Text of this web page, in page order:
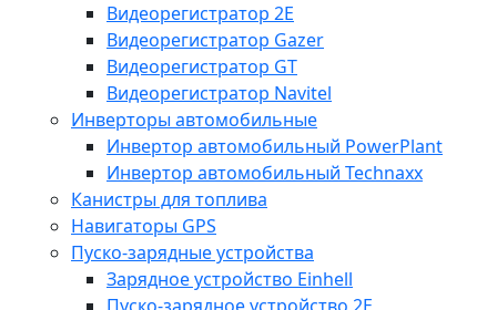
Видеорегистратор 2E
Видеорегистратор Gazer
Видеорегистратор GT
Видеорегистратор Navitel
Инверторы автомобильные
Инвертор автомобильный PowerPlant
Инвертор автомобильный Technaxx
Канистры для топлива
Навигаторы GPS
Пуско-зарядные устройства
Зарядное устройство Einhell